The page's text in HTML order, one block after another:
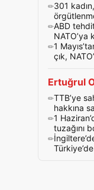
301
ABD
NATO’ya
1
çık,
Ertuğrul
TTB’ye
hakkına
1
tuzağını